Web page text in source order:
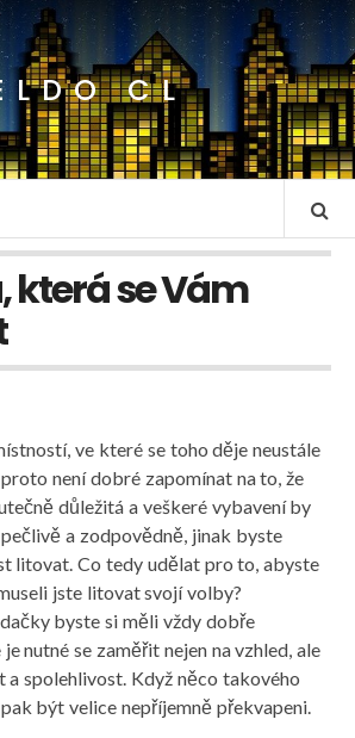
CL
která se Vám
ve které se toho děje neustále
není dobré zapomínat na to, že
důležitá a veškeré vybavení by
a zodpovědně, jinak byste
litovat. Co tedy udělat pro to, abyste
jste litovat svojí volby?
byste si měli vždy dobře
nutné se zaměřit nejen na vzhled, ale
spolehlivost. Když něco takového
být velice nepříjemně překvapeni.